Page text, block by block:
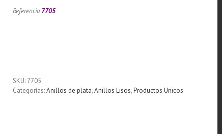
Referencia 7705
SKU: 7705
Categorías:Anillos de plata,Anillos Lisos,Productos Unicos